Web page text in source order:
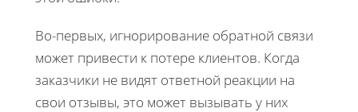
Во-первых, игнорирование обратной связи
может привести к потере клиентов. Когда
заказчики не видят ответной реакции на
свои отзывы, это может вызывать у них